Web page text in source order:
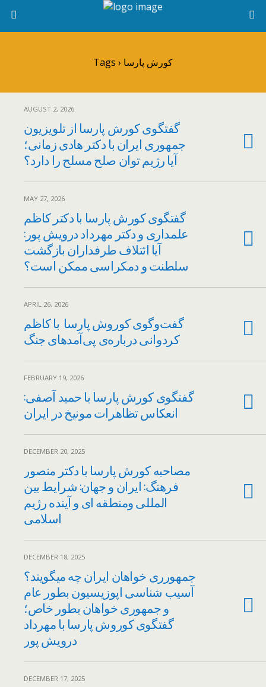
Tags › کورش پارسا
AUGUST 2, 2026
گفتگوی کورش پارسا از تلویزیون
جمهوری ایران با دکتر هادی زمانی؛
آیا رژیم توان صلح مسلح را دارد؟
MAY 27, 2026
گفتگوی کورش پارسا با دکتر کاظم
علمداری و دکتر مهرداد درویش پور:
آیا ائتلاف طرفداران بازگشت
سلطنت و دمکراسی ممکن است؟
APRIL 26, 2026
گفت‌وگوی کوروش پارسا با کاظم
کردوانی درباره‌ی پی‌آمدهای جنگ
FEBRUARY 19, 2026
گفتگوی کورش پارسا با حمید آصفی:
انعکاس تظاهرات مونیخ در ایران
DECEMBER 20, 2025
مصاحبه کورش پارسا با دکتر منصور
فرهنگ: ایران و جهان: شرایط بین
المللی و‌منطقه ای ‌و‌ آینده رژیم
اسلامی
DECEMBER 18, 2025
جمهورری خواهان ایران چه میگویند؟
آسیب شناسی اپوزیسیون بطور عام
و جمهوری خواهان بطور خاص؛
گفتگوی کوروش پارسا با مهرداد
درویش پور
DECEMBER 17, 2025